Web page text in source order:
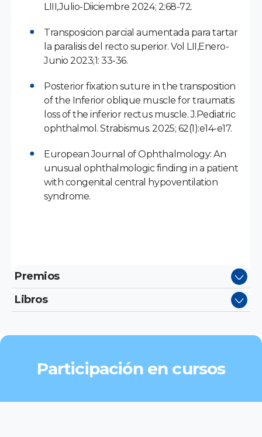
LIII,Julio-Diiciembre 2024; 2:68-72.
Transposicion parcial aumentada para tartar
la paralisis del recto superior. Vol LII,Enero-
Junio 2023;1: 33-36.
Posterior fixation suture in the transposition
of the Inferior oblique muscle for traumatis
loss of the inferior rectus muscle. J.Pediatric
ophthalmol. Strabismus. 2025; 62(1):e14-e17.
European Journal of Ophthalmology: An
unusual ophthalmologic finding in a patient
with congenital central hypoventilation
syndrome.
Premios
Libros
Participación en cursos